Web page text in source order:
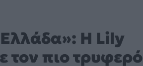
Η Lily
τον πιο τρυφερό